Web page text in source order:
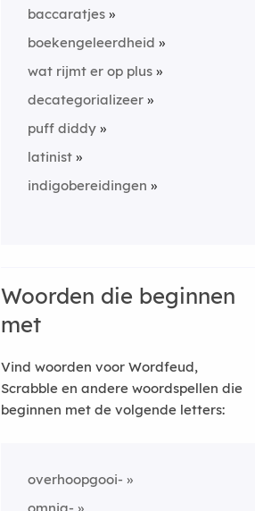
baccaratjes
boekengeleerdheid
wat rijmt er op plus
decategorializeer
puff diddy
latinist
indigobereidingen
Woorden die beginnen
met
Vind woorden voor Wordfeud,
Scrabble en andere woordspellen die
beginnen met de volgende letters:
overhoopgooi-